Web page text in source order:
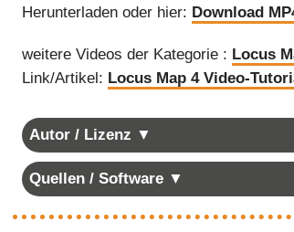
Herunterladen oder hier: Download
weitere Videos der Kategorie : Locus
Link/Artikel: Locus Map 4 Video-
Autor / Lizenz ▼
Quellen / Software ▼